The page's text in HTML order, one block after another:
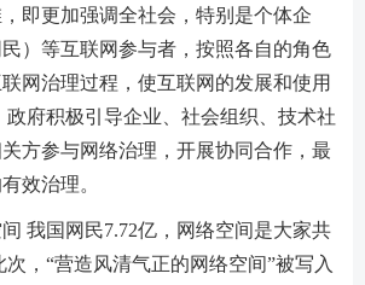
即更加强调全社会，特别是个体企
）等互联网参与者，按照各自的角色
网治理过程，使互联网的发展和使用
政府积极引导企业、社会组织、技术社
方参与网络治理，开展协同合作，最
效治理。
我国网民7.72亿，网络空间是大家共
，“营造风清气正的网络空间”被写入